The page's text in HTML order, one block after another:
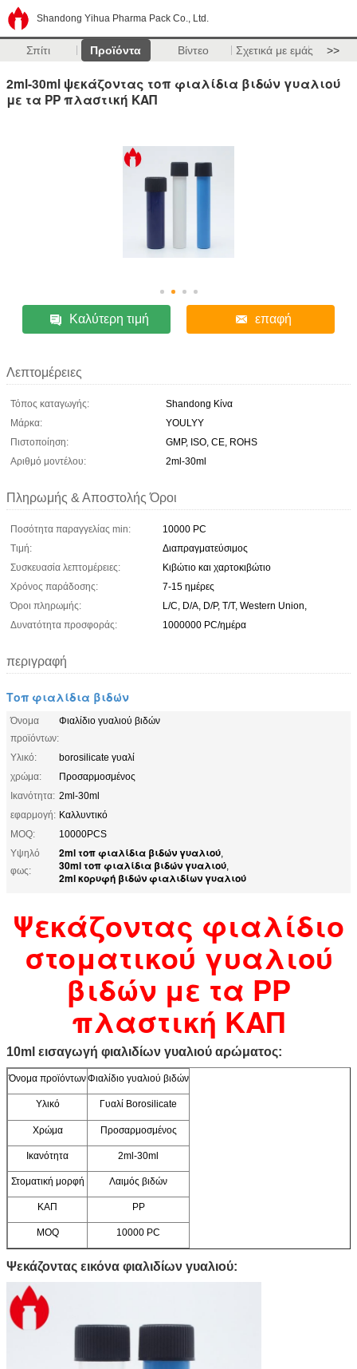
Shandong Yihua Pharma Pack Co., Ltd.
Σπίτι Προϊόντα Βίντεο Σχετικά με εμάς >>
2ml-30ml ψεκάζοντας τοπ φιαλίδια βιδών γυαλιού
με τα PP πλαστική ΚΑΠ
Καλύτερη τιμή επαφή
Λεπτομέρειες
Τόπος καταγωγής:
Shandong Κίνα
Μάρκα:
YOULYY
Πιστοποίηση:
GMP, ISO, CE, ROHS
Αριθμό μοντέλου:
2ml-30ml
Πληρωμής & Αποστολής Όροι
Ποσότητα παραγγελίας min:
10000 PC
Τιμή:
Διαπραγματεύσιμος
Συσκευασία λεπτομέρειες:
Κιβώτιο και χαρτοκιβώτιο
Χρόνος παράδοσης:
7-15 ημέρες
Όροι πληρωμής:
L/C, D/A, D/P, T/T, Western Union,
Δυνατότητα προσφοράς:
1000000 PC/ημέρα
περιγραφή
Τοπ φιαλίδια βιδών
Όνομα
προϊόντων:
Φιαλίδιο γυαλιού βιδών
Υλικό:
borosilicate γυαλί
χρώμα:
Προσαρμοσμένος
Ικανότητα: 2ml-30ml
εφαρμογή: Καλλυντικό
MOQ:
10000PCS
Υψηλό
φως:
2ml τοπ φιαλίδια βιδών γυαλιού,
30ml τοπ φιαλίδια βιδών γυαλιού,
2ml κορυφή βιδών φιαλιδίων γυαλιού
Ψεκάζοντας φιαλίδιο
στοματικού γυαλιού
βιδών με τα PP
πλαστική ΚΑΠ
10ml εισαγωγή φιαλιδίων γυαλιού αρώματος:
Όνομα προϊόντωνΦιαλίδιο γυαλιού βιδών
Υλικό Γυαλί Borosilicate
Χρώμα Προσαρμοσμένος
Ικανότητα 2ml-30ml
Στοματική μορφή Λαιμός βιδών
ΚΑΠ PP
MOQ 10000 PC
Ψεκάζοντας εικόνα φιαλιδίων γυαλιού: